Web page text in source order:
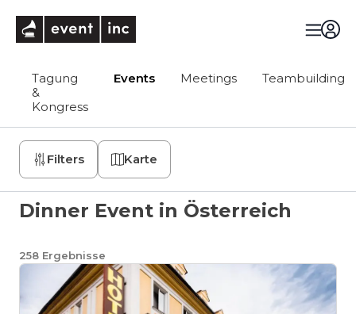
Tagung
&
Kongress
Events Meetings Teambuilding
Filters Karte
Dinner Event in Österreich
258 Ergebnisse